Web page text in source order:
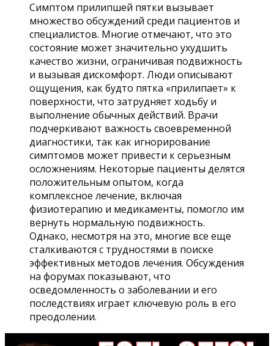
Симптом прилипшей пятки вызывает
множество обсуждений среди пациентов и
специалистов. Многие отмечают, что это
состояние может значительно ухудшить
качество жизни, ограничивая подвижность
и вызывая дискомфорт. Люди описывают
ощущения, как будто пятка «прилипает» к
поверхности, что затрудняет ходьбу и
выполнение обычных действий. Врачи
подчеркивают важность своевременной
диагностики, так как игнорирование
симптомов может привести к серьезным
осложнениям. Некоторые пациенты делятся
положительным опытом, когда
комплексное лечение, включая
физиотерапию и медикаменты, помогло им
вернуть нормальную подвижность.
Однако, несмотря на это, многие все еще
сталкиваются с трудностями в поиске
эффективных методов лечения. Обсуждения
на форумах показывают, что
осведомленность о заболевании и его
последствиях играет ключевую роль в его
преодолении.